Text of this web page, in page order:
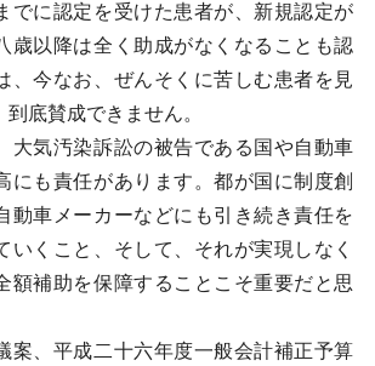
に認定を受けた患者が、新規認定が
歳以降は全く助成がなくなることも認
、今なお、ぜんそくに苦しむ患者を見
底賛成できません。
気汚染訴訟の被告である国や自動車
にも責任があります。都が国に制度創
動車メーカーなどにも引き続き責任を
いくこと、そして、それが実現しなく
額補助を保障することこそ重要だと思
、平成二十六年度一般会計補正予算